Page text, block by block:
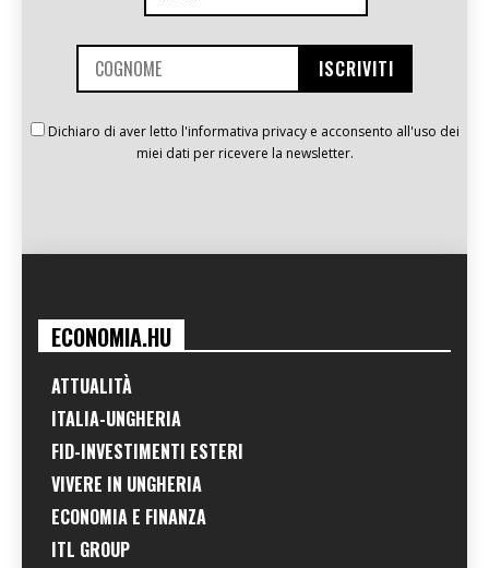
Dichiaro di aver letto l'informativa privacy e acconsento all'uso dei
miei dati per ricevere la newsletter.
ECONOMIA.HU
ATTUALITÀ
ITALIA-UNGHERIA
FID-INVESTIMENTI ESTERI
VIVERE IN UNGHERIA
ECONOMIA E FINANZA
ITL GROUP